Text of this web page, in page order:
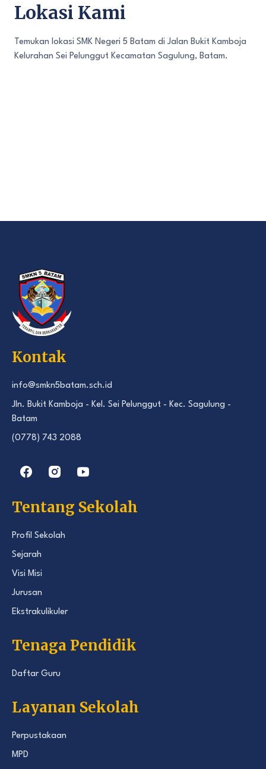
Lokasi Kami
Temukan lokasi SMK Negeri 5 Batam di Jalan Bukit Kamboja
Kelurahan Sei Pelunggut Kecamatan Sagulung, Batam.
Kontak
info@smkn5batam.sch.id
Jln. Bukit Kamboja - Kel. Sei Pelunggut - Kec. Sagulung -
Batam
(0778) 743 2088
Tentang Sekolah
Profil Sekolah
Sejarah
Visi Misi
Jurusan
Ekstrakulikuler
Tenaga Pendidik
Daftar Guru
Layanan Sekolah
Perpustakaan
MPD